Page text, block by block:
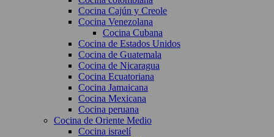
Cocina Cajún y Creole
Cocina Venezolana
Cocina Cubana
Cocina de Estados Unidos
Cocina de Guatemala
Cocina de Nicaragua
Cocina Ecuatoriana
Cocina Jamaicana
Cocina Mexicana
Cocina peruana
Cocina de Oriente Medio
Cocina israelí